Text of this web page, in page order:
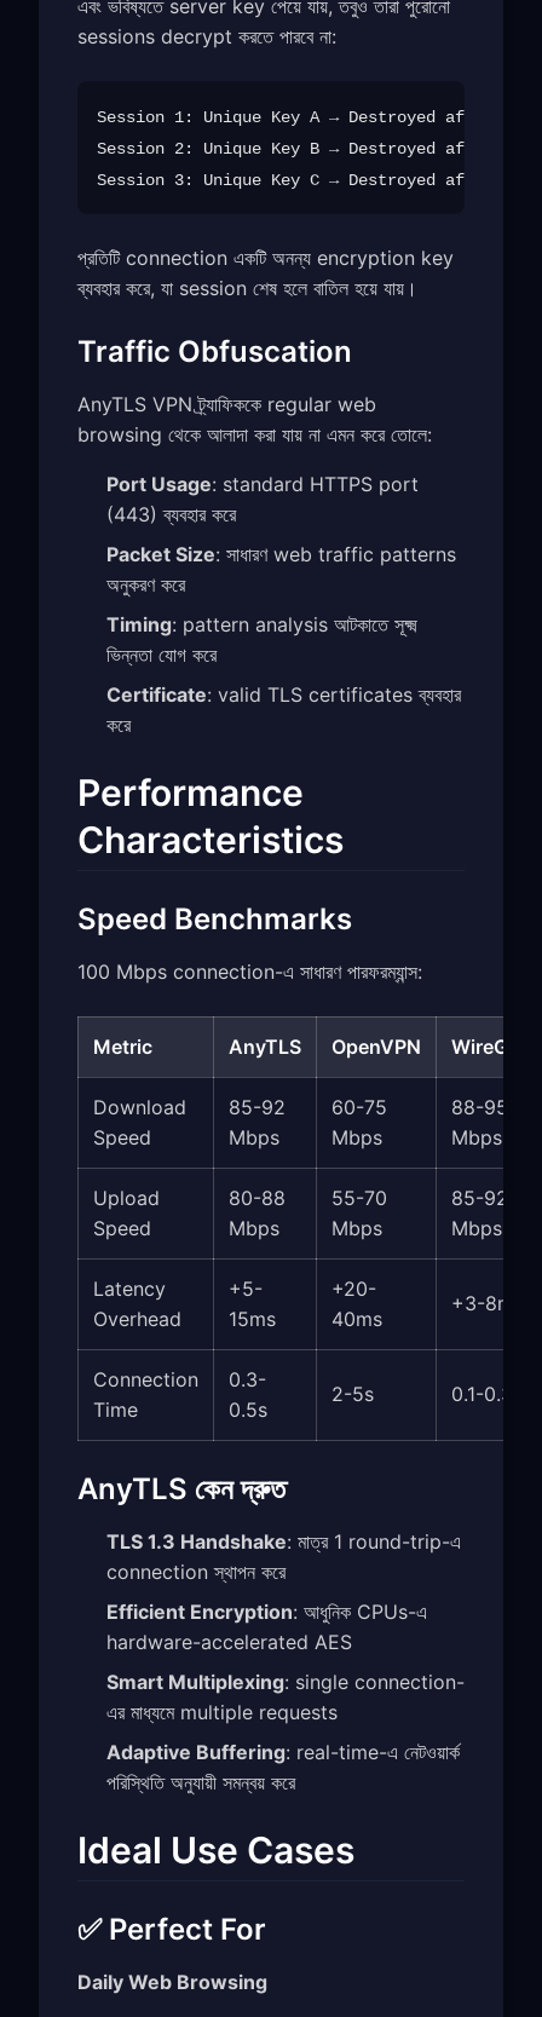
এবং ভবিষ্যতে server key পেয়ে যায়, তবুও তারা পুরোনো
sessions decrypt করতে পারবে না:
Session 1: Unique Key A → Destroyed after use
Session 2: Unique Key B → Destroyed after use
প্রতিটি connection একটি অনন্য encryption key
ব্যবহার করে, যা session শেষ হলে বাতিল হয়ে যায়।
Traffic Obfuscation
AnyTLS VPN ট্র্যাফিককে regular web
browsing থেকে আলাদা করা যায় না এমন করে তোলে:
Port Usage: standard HTTPS port
(443) ব্যবহার করে
Packet Size: সাধারণ web traffic patterns
অনুকরণ করে
Timing: pattern analysis আটকাতে সূক্ষ্ম
ভিন্নতা যোগ করে
Certificate: valid TLS certificates ব্যবহার
করে
Performance
Characteristics
Speed Benchmarks
100 Mbps connection-এ সাধারণ পারফরম্যান্স:
Metric AnyTLS OpenVPN
Download
Speed
85-92
Mbps
60-75
Mbps
88-95
Mbps
Upload
Speed
80-88
Mbps
55-70
Mbps
85-92
Mbps
Latency
Overhead
+5-
15ms
+20-
40ms
+3-8ms
Connection
Time
0.3-
0.5s
2-5s 0.1-0.3s
AnyTLS কেন দ্রুত
TLS 1.3 Handshake: মাত্র 1 round-trip-এ
connection স্থাপন করে
Efficient Encryption: আধুনিক CPUs-এ
hardware-accelerated AES
Smart Multiplexing: single connection-
এর মাধ্যমে multiple requests
Adaptive Buffering: real-time-এ নেটওয়ার্ক
পরিস্থিতি অনুযায়ী সমন্বয় করে
Ideal Use Cases
✅ Perfect For
Daily Web Browsing